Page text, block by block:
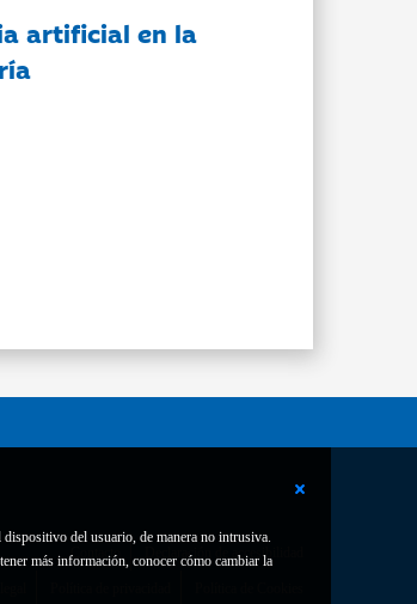
del usuario, de manera no intrusiva.
más información, conocer cómo cambiar la
artificial en la
Contacto Declaración de accesibilidad